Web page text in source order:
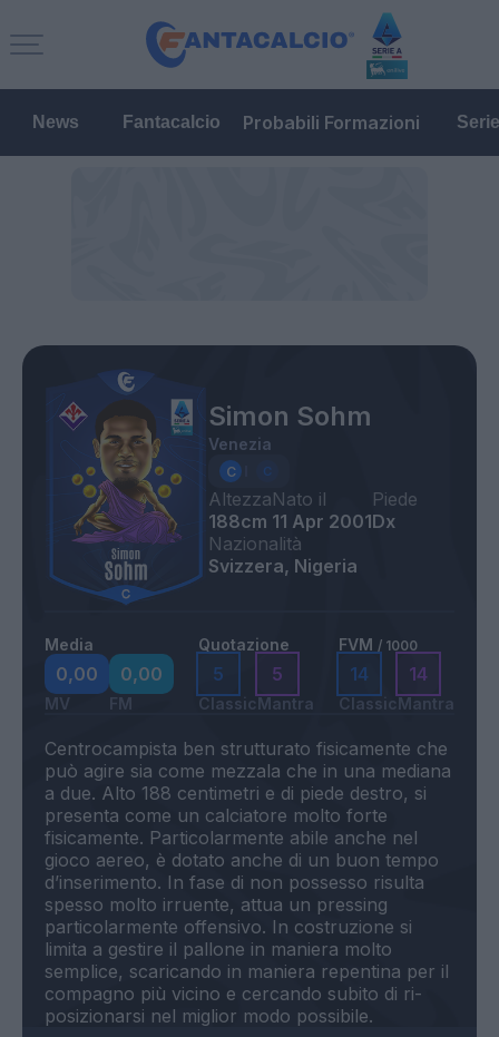
News Fantacalcio Probabili Formazioni
Simon Sohm
Venezia
Altezza
188cm
Nato il
11 Apr 2001
Piede
Dx
Nazionalità
Svizzera, Nigeria
Media
0,00
MV
0,00
FM
Quotazione
5
Classic
5
Mantra
FVM / 1000
14
Classic
14
Mantra
Centrocampista ben strutturato fisicamente che
può agire sia come mezzala che in una mediana
a due. Alto 188 centimetri e di piede destro, si
presenta come un calciatore molto forte
fisicamente. Particolarmente abile anche nel
gioco aereo, è dotato anche di un buon tempo
d’inserimento. In fase di non possesso risulta
spesso molto irruente, attua un pressing
particolarmente offensivo. In costruzione si
limita a gestire il pallone in maniera molto
semplice, scaricando in maniera repentina per il
compagno più vicino e cercando subito di ri-